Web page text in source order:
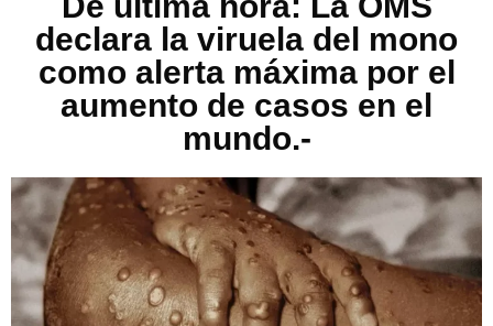
declara la viruela del mono
como alerta máxima por el
aumento de casos en el
mundo.-